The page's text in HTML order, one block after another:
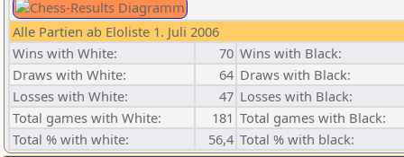
Alle Partien ab Eloliste 1. Juli 2006
Wins with White:
70 Wins with Black:
Draws with White:
64 Draws with Black:
Losses with White:
47 Losses with Black:
Total games with White:
181 Total games with Black:
Total % with white:
56,4 Total % with black: